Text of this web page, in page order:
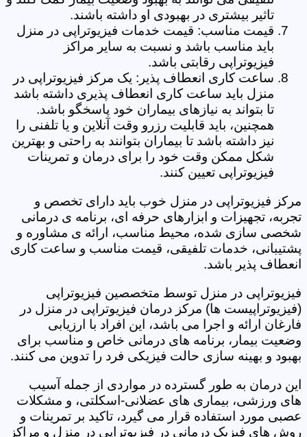
تاثیر بیشتری در بهبودی او داشته باشند.
قیمت مناسب: قیمت خدمات فیزیوتراپی در منزل
باید مناسب باشد و نسبت به سایر مراکز
فیزیوتراپی رقابتی باشد.
ساعت کاری انعطاف پذیر: یک مرکز فیزیوتراپی در
منزل باید ساعت کاری انعطاف پذیری داشته باشد
تا بتواند به نیازهای بیماران خود پاسخگو باشد.
همچنین، باید قابلیت رزرو وقت آنلاین و یا تلفنی را
نیز داشته باشد تا بیماران بتوانند به راحتی و بهترین
شکل ممکن وقت خود را برای درمان و تمرینات
فیزیوتراپی تعیین کنند.
مرکز فیزیوتراپی در منزل خوب باید دارای تخصص و
تجربه، تجهیزات و ابزارهای حرفه ای، برنامه ی درمانی
شخصی سازی شده، محیط مناسب، ارائه ی مشاوره و
پشتیبانی، خدمات تلفیقی، قیمت مناسب و ساعت کاری
انعطاف پذیر باشد.
فیزیوتراپی در منزل توسط متخصصین فیزیوتراپی
(فیزیوتراپیست ها) مرکز درمان فیزیوتراپی در منزل در
فارغان ارائه و اجرا می باشد، این افراد با ارزیابی
وضعیت بیمار، برنامه های درمانی خاص و مناسب برای
بهبود و بهینه سازی حالت فیزیکی فرد را تدوین می کنند.
این درمان به طور گسترده در مواردی از جمله آسیب
های ورزشی، بیماری های عضلانی-اسکلتی، و مشکلات
عصبی مورد استفاده قرار می گیرد، تاکید بر تمرینات و
روش های فیزیک درمانی در فیزیوتراپی در منزل و مراکز